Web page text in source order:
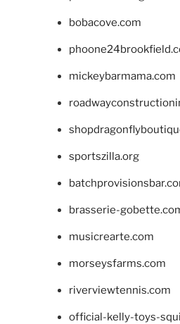
bobacove.com
mickeybarmama.com
sportszilla.org
brasserie-
musicrearte.com
morseysfarms.com
riverviewtennis.com
official-kelly-toys-